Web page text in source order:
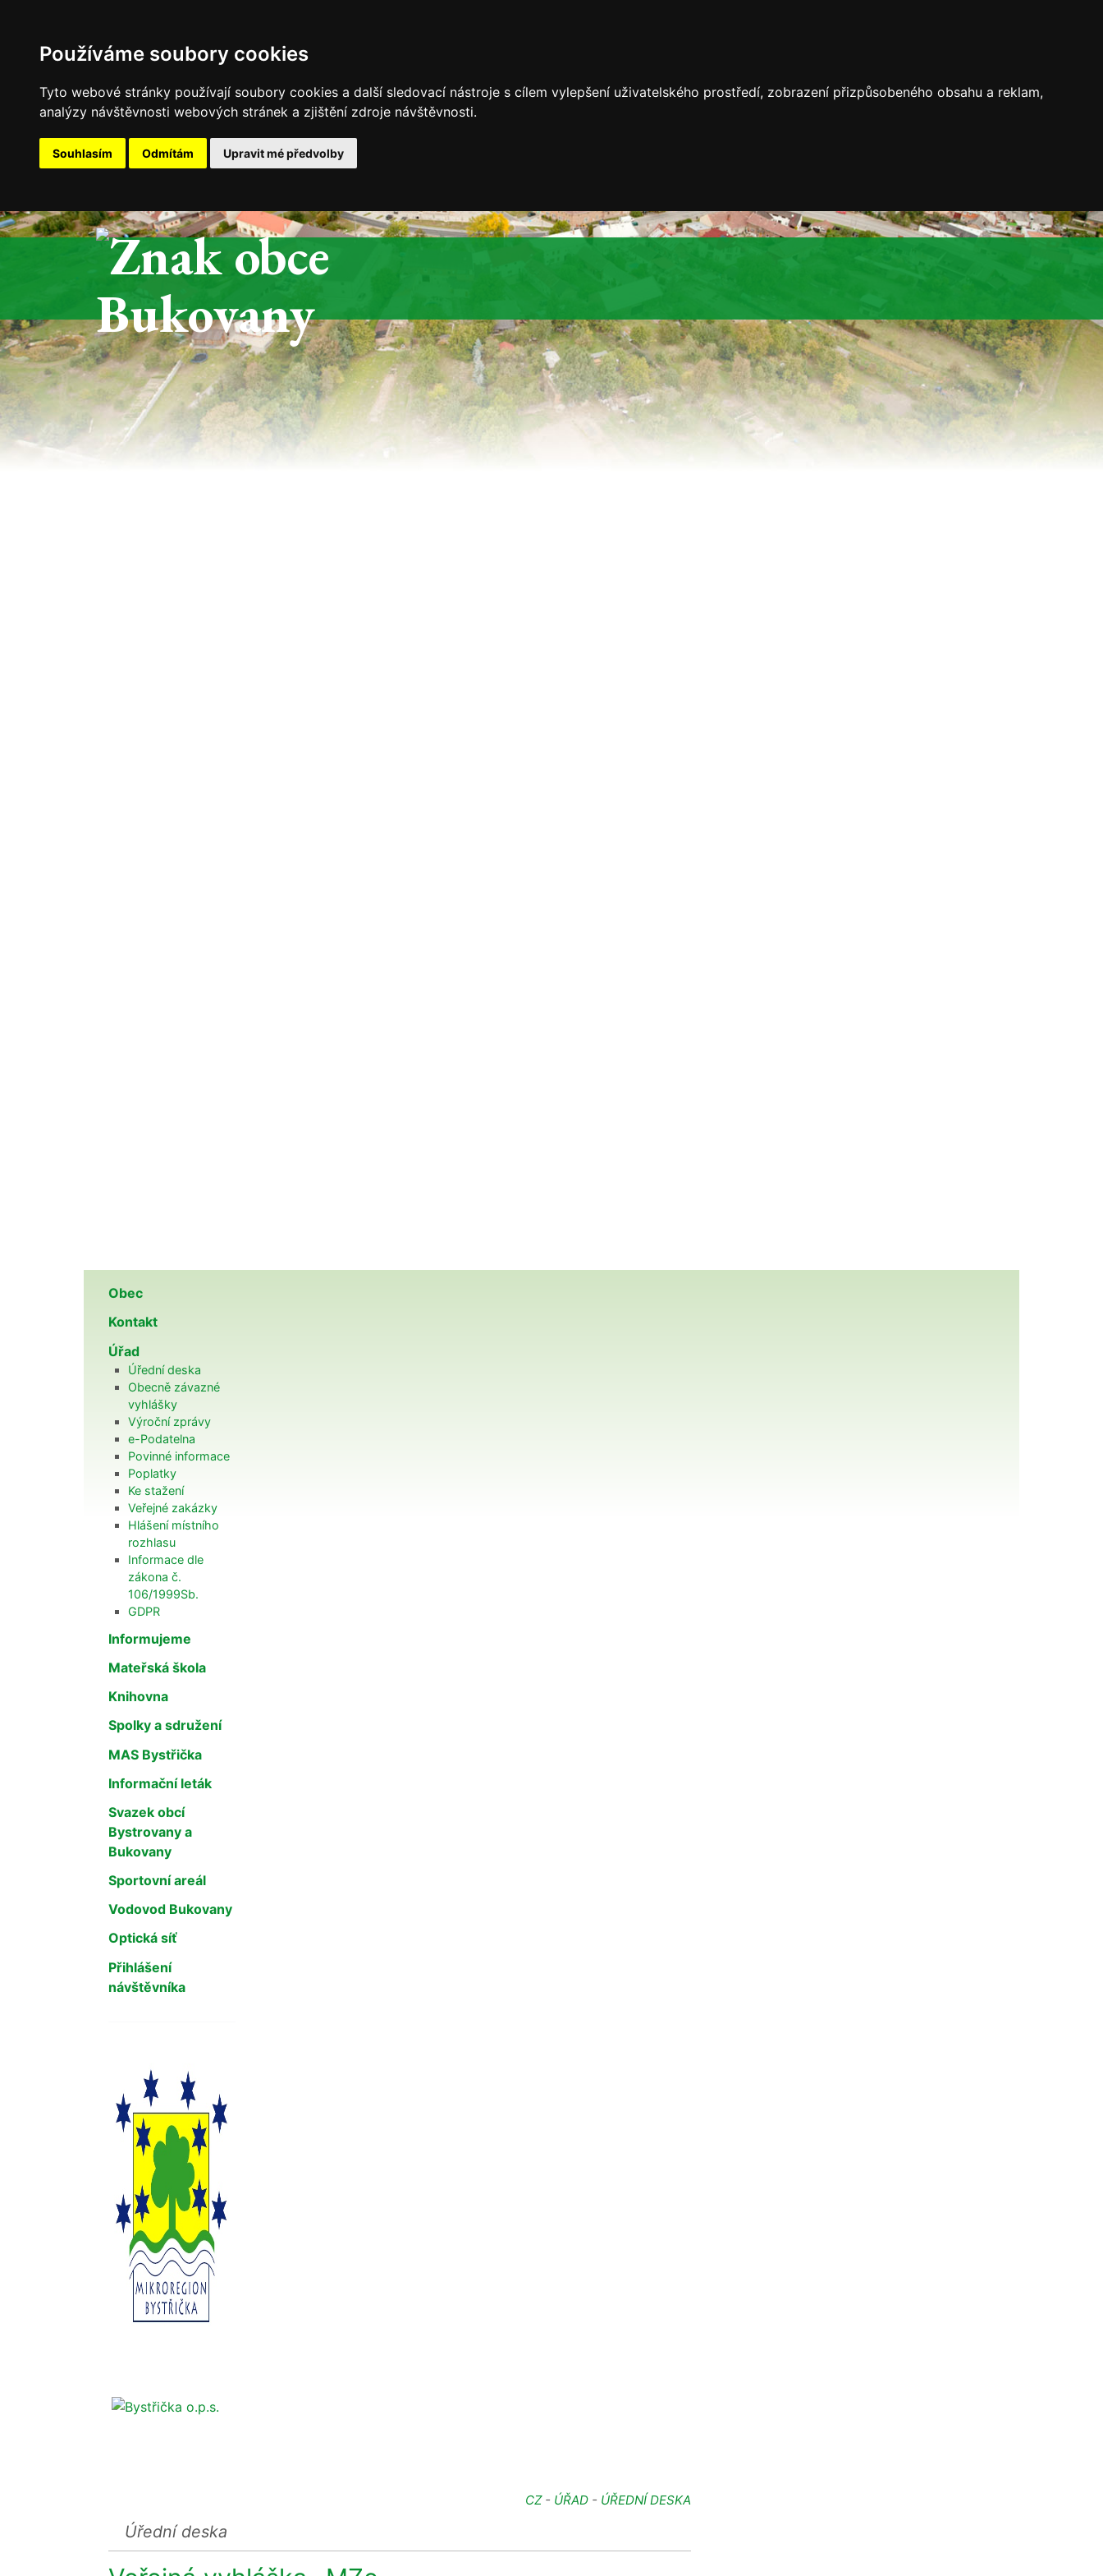
Používáme soubory cookies
Tyto webové stránky používají soubory cookies a další sledovací nástroje s cílem vylepšení uživatelského prostředí, zobrazení přizpůsobeného obsahu a reklam,
analýzy návštěvnosti webových stránek a zjištění zdroje návštěvnosti.
Souhlasím Odmítám Upravit mé předvolby
Obec
Kontakt
Úřad
Úřední deska
Obecně závazné
vyhlášky
Výroční zprávy
e-Podatelna
Povinné informace
Poplatky
Ke stažení
Veřejné zakázky
Hlášení místního
rozhlasu
Informace dle
zákona č.
106/1999Sb.
GDPR
Informujeme
Mateřská škola
Knihovna
Spolky a sdružení
MAS Bystřička
Informační leták
Svazek obcí
Bystrovany a
Bukovany
Sportovní areál
Vodovod Bukovany
Optická síť
Přihlášení
návštěvníka
CZ- ÚŘAD - ÚŘEDNÍ DESKA
Úřední deska